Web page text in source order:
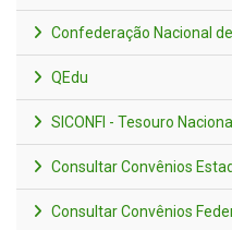
Confederação Nacional
QEdu
SICONFI - Tesouro Nacional
Consultar Convênios
Consultar Convênios